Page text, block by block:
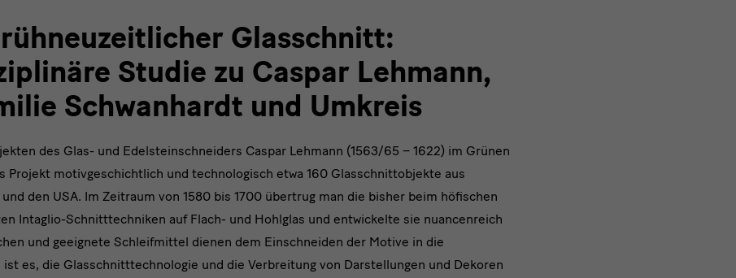
Glasschnitt:
Studie zu Caspar Lehmann,
Schwanhardt und Umkreis
des Glas- und Edelsteinschneiders Caspar Lehmann (1563/65 – 1622) im Grünen
Projekt motivgeschichtlich und technologisch etwa 160 Glasschnittobjekte aus
den USA. Im Zeitraum von 1580 bis 1700 übertrug man die bisher beim höfischen
Intaglio-Schnitttechniken auf Flach- und Hohlglas und entwickelte sie nuancenreich
und geeignete Schleifmittel dienen dem Einschneiden der Motive in die
es, die Glasschnitttechnologie und die Verbreitung von Darstellungen und Dekoren